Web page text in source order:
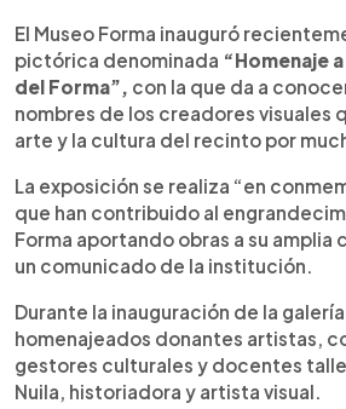
Escuchar artículo
El Museo Forma inauguró
pictórica denominada “Homenaje
del Forma”, con la que da a
nombres de los creadores visuales
arte y la cultura del recinto por
La exposición se realiza “en
que han contribuido al
Forma aportando obras a su
un comunicado de la institución.
Durante la inauguración de la
homenajeados donantes artistas,
gestores culturales y docentes
Nuila, historiadora y artista visual.